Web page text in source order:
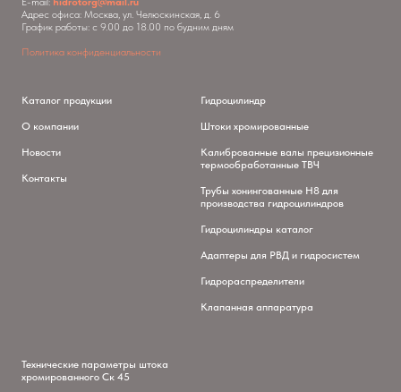
Адрес офиса: Москва, ул. Челюскинская, д. 6
График работы: с 9.00 до 18.00 по будним дням
Политика конфиденциальности
Каталог продукции
О компании
Новости
Контакты
Гидроцилиндр
Штоки хромированные
Калиброванные валы прецизионные
термообработанные ТВЧ
Трубы хонингованные H8 для
производства гидроцилиндров
Гидроцилиндры каталог
Адаптеры для РВД и гидросистем
Гидрораспределители
Клапанная аппаратура
Технические параметры штока
хромированного Ск 45